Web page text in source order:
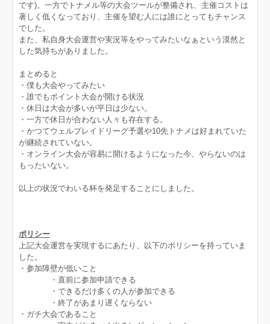
です)。一方でトナメル等の大会ツールが整備され、主催コストは
著しく低くなっており、主催を望む人には誰にとってもチャンス
でした。
また、私自身大会運営や実況等をやってみたいなぁという漠然と
した気持ちがありました。
まとめると
・僕も大会やってみたい
・誰でもポイント大会が開ける状況
・休日は大会が多いが平日は少ない。
・一方で休日が合わない人々も存在する。
・かつてウェルプレイドリーグ予選や10先トナメは好まれていた
が継続されていない。
・オンライン大会が容易に開けるようになった今、やらないのは
もったいない。
以上の状況でわいる杯を発足することにしました。
ポリシー
上記大会運営を実現するにあたり、以下のポリシーを持っていま
した。
・参加障壁が低いこと
・直前に参加申請できる
・できるだけ多くの人が参加できる
・終了があまり遅くならない
・ガチ大会であること